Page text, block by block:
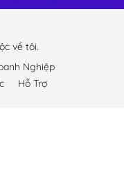
về tôi.
Nghiệp
Hỗ Trợ